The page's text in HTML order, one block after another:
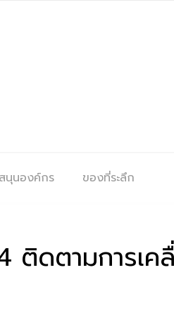
นุนองค์กร ของที่ระลึก
ดตามการเค